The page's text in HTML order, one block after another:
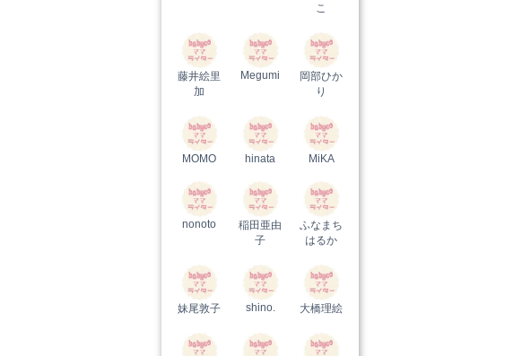
こ
藤井絵里
加
Megumi
岡部ひか
り
MOMO hinata MiKA
nonoto
稲田亜由
子
ふなまち
はるか
妹尾敦子 shino. 大橋理絵